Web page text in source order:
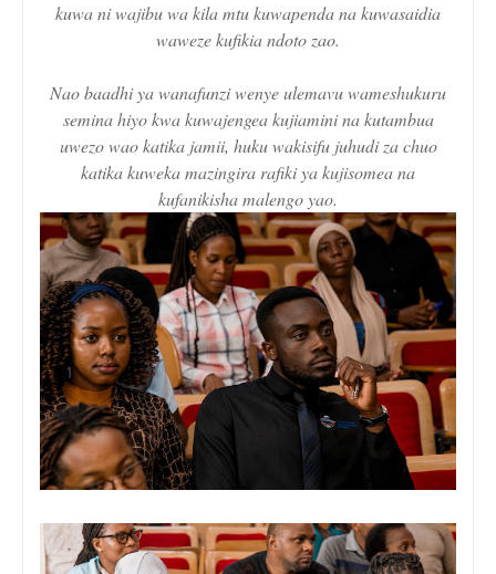
kuwa ni wajibu wa kila mtu kuwapenda na kuwasaidia
waweze kufikia ndoto zao.
Nao baadhi ya wanafunzi wenye ulemavu wameshukuru
semina hiyo kwa kuwajengea kujiamini na kutambua
uwezo wao katika jamii, huku wakisifu juhudi za chuo
katika kuweka mazingira rafiki ya kujisomea na
kufanikisha malengo yao.